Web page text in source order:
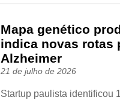
Mapa genético
indica novas rotas
Alzheimer
21 de julho de 2026
Startup paulista identificou